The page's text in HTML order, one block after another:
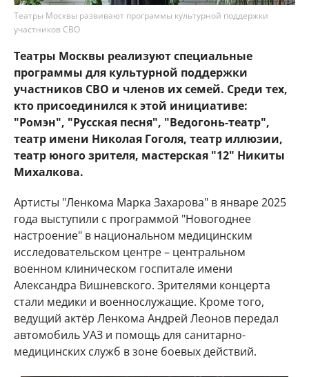
Театры Москвы развивают программы культурной поддержки
участников СВО
Театры Москвы реализуют специальные
программы для культурной поддержки
участников СВО и членов их семей. Среди тех,
кто присоединился к этой инициативе:
"Ромэн", "Русская песня", "Ведогонь-театр",
театр имени Николая Гоголя, театр иллюзии,
театр юного зрителя, мастерская "12" Никиты
Михалкова.
Артисты "Ленкома Марка Захарова" в январе 2025
года выступили с программой "Новогоднее
настроение" в национальном медицинским
исследовательском центре – центральном
военном клиническом госпитале имени
Александра Вишневского. Зрителями концерта
стали медики и военнослужащие. Кроме того,
ведущий актёр Ленкома Андрей Леонов передал
автомобиль УАЗ и помощь для санитарно-
медицинских служб в зоне боевых действий.